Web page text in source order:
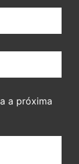
a próxima